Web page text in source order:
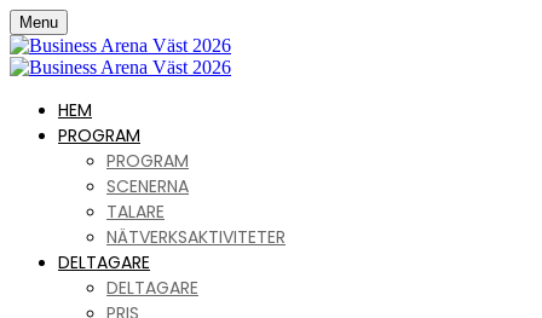
Menu
HEM
PROGRAM
PROGRAM
SCENERNA
TALARE
NÄTVERKSAKTIVITETER
DELTAGARE
DELTAGARE
PRIS